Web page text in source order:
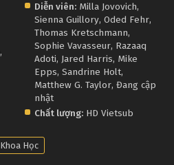
,
Diễn viên: Milla Jovovich,
Sienna Guillory,Oded Fehr,
Thomas Kretschmann,
Sophie Vavasseur, Razaaq
Adoti, Jared Harris, Mike
Epps,Sandrine Holt,
Matthew G. Taylor,Đang cập
nhật
Chất lượng: HD Vietsub
Khoa Học